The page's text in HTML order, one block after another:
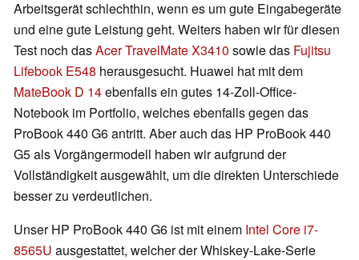
Arbeitsgerät schlechthin, wenn es um gute Eingabegeräte
und eine gute Leistung geht. Weiters haben wir für diesen
Test noch dasAcer TravelMate X3410 sowie das Fujitsu
Lifebook E548 herausgesucht. Huawei hat mit dem
MateBook D 14ebenfalls ein gutes 14-Zoll-Office-
Notebook im Portfolio, welches ebenfalls gegen das
ProBook 440 G6 antritt. Aber auch das HP ProBook 440
G5 als Vorgängermodell haben wir aufgrund der
Vollständigkeit ausgewählt, um die direkten Unterschiede
besser zu verdeutlichen.
Unser HP ProBook 440 G6 ist mit einem Intel Core i7-
8565U ausgestattet, welcher der Whiskey-Lake-Serie